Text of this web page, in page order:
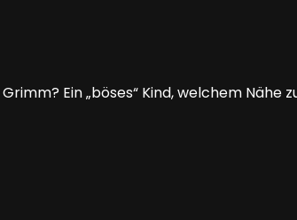
Ein „böses“ Kind, welchem Nähe